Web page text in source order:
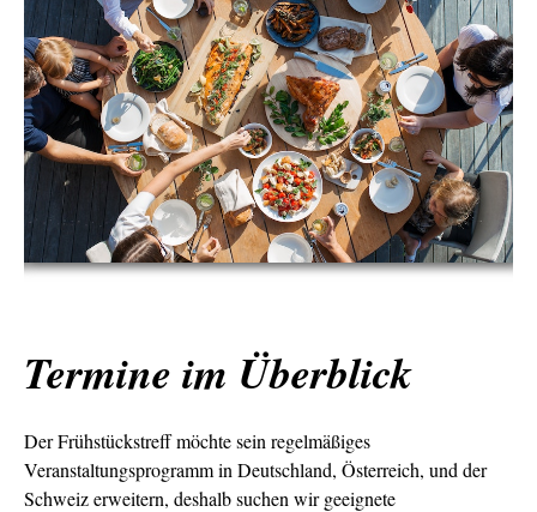
Termine im Überblick
Der Frühstückstreff möchte sein regelmäßiges
Veranstaltungsprogramm in Deutschland, Österreich, und der
Schweiz erweitern, deshalb suchen wir geeignete